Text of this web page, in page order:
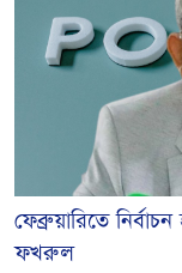
ফেব্রুয়ারিতে
ফখরু‌ল